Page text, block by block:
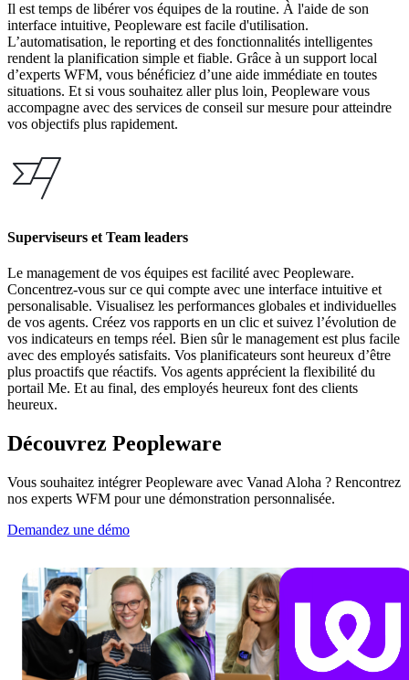
Il est temps de libérer vos équipes de la routine. À l'aide de son
interface intuitive, Peopleware est facile d'utilisation.
L’automatisation, le reporting et des fonctionnalités intelligentes
rendent la planification simple et fiable. Grâce à un support local
d’experts WFM, vous bénéficiez d’une aide immédiate en toutes
situations. Et si vous souhaitez aller plus loin, Peopleware vous
accompagne avec des services de conseil sur mesure pour atteindre
vos objectifs plus rapidement.
Superviseurs et Team leaders
Le management de vos équipes est facilité avec Peopleware.
Concentrez-vous sur ce qui compte avec une interface intuitive et
personalisable. Visualisez les performances globales et individuelles
de vos agents. Créez vos rapports en un clic et suivez l’évolution de
vos indicateurs en temps réel. Bien sûr le management est plus facile
avec des employés satisfaits. Vos planificateurs sont heureux d’être
plus proactifs que réactifs. Vos agents apprécient la flexibilité du
portail Me. Et au final, des employés heureux font des clients
heureux.
Découvrez Peopleware
Vous souhaitez intégrer Peopleware avec Vanad Aloha ? Rencontrez
nos experts WFM pour une démonstration personnalisée.
Demandez une démo